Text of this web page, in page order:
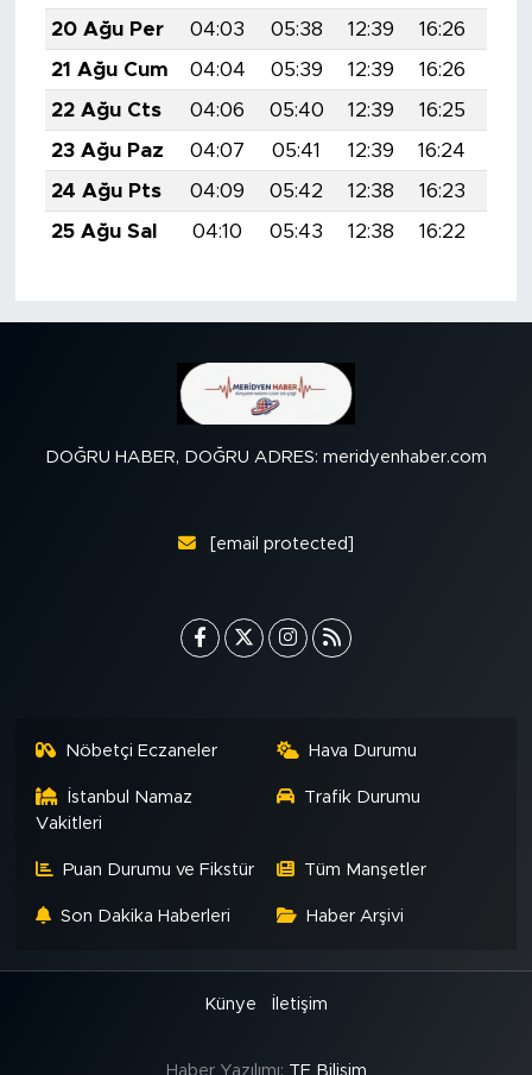
20 Ağu Per
04:03 05:38 12:39 16:26
21 Ağu Cum
04:04 05:39 12:39 16:26
22 Ağu Cts
04:06 05:40 12:39 16:25
23 Ağu Paz
04:07 05:41 12:39 16:24
24 Ağu Pts
04:09 05:42 12:38 16:23
25 Ağu Sal
04:10 05:43 12:38 16:22
DOĞRU HABER, DOĞRU ADRES: meridyenhaber.com
[email protected]
Nöbetçi Eczaneler Hava Durumu
İstanbul Namaz
Vakitleri
Trafik Durumu
Puan Durumu ve Fikstür Tüm Manşetler
Son Dakika Haberleri Haber Arşivi
Künye İletişim
Haber Yazılımı: TE Bilişim